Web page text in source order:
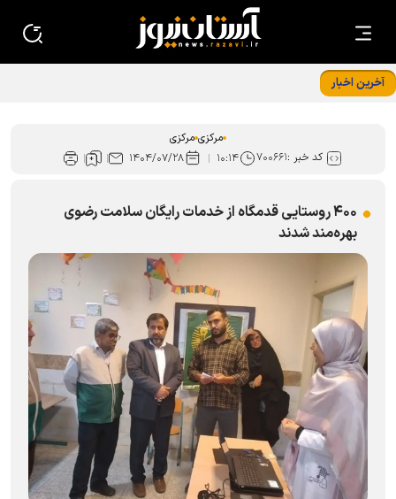
آخرین اخبار
مرکزی مرکزی
کد خبر :۷۰۰۶۶۱ ۱۰:۱۴ ۱۴۰۴/۰۷/۲۸
۴۰۰ روستایی قدمگاه از خدمات رایگان سلامت رضوی
بهره‌مند شدند